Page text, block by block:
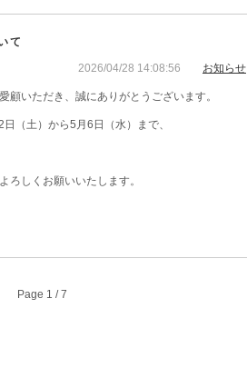
て
2026/04/28 14:08:56 お知らせ
顧いただき、誠にありがとうございます。
（土）から5月6日（水）まで、
ろしくお願いいたします。
Page 1 / 7